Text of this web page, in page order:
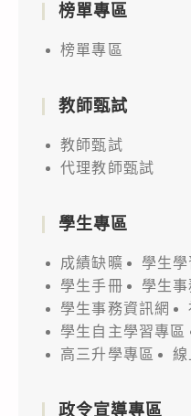
榜單專區
榜單專區
教師甄試
教師甄試
代理教師甄試
學生專區
成績缺曠
學生
學生手冊
學生
學生事務資訊網
學生自主學習專區
高三升學專區
線
政令宣導專區